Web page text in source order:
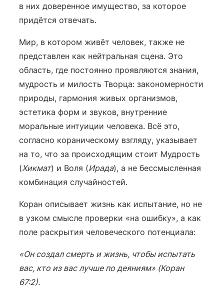
в них доверенное имущество, за которое
придётся отвечать.
Мир, в котором живёт человек, также не
представлен как нейтральная сцена. Это
область, где постоянно проявляются знания,
мудрость и милость Творца: закономерности
природы, гармония живых организмов,
эстетика форм и звуков, внутренние
моральные интуиции человека. Всё это,
согласно кораническому взгляду, указывает
на то, что за происходящим стоит Мудрость
(Хикмат) и Воля (Ирада), а не бессмысленная
комбинация случайностей.
Коран описывает жизнь как испытание, но не
в узком смысле проверки «на ошибку», а как
поле раскрытия человеческого потенциала:
«Он создал смерть и жизнь, чтобы испытать
вас, кто из вас лучше по деяниям» (Коран
67:2).